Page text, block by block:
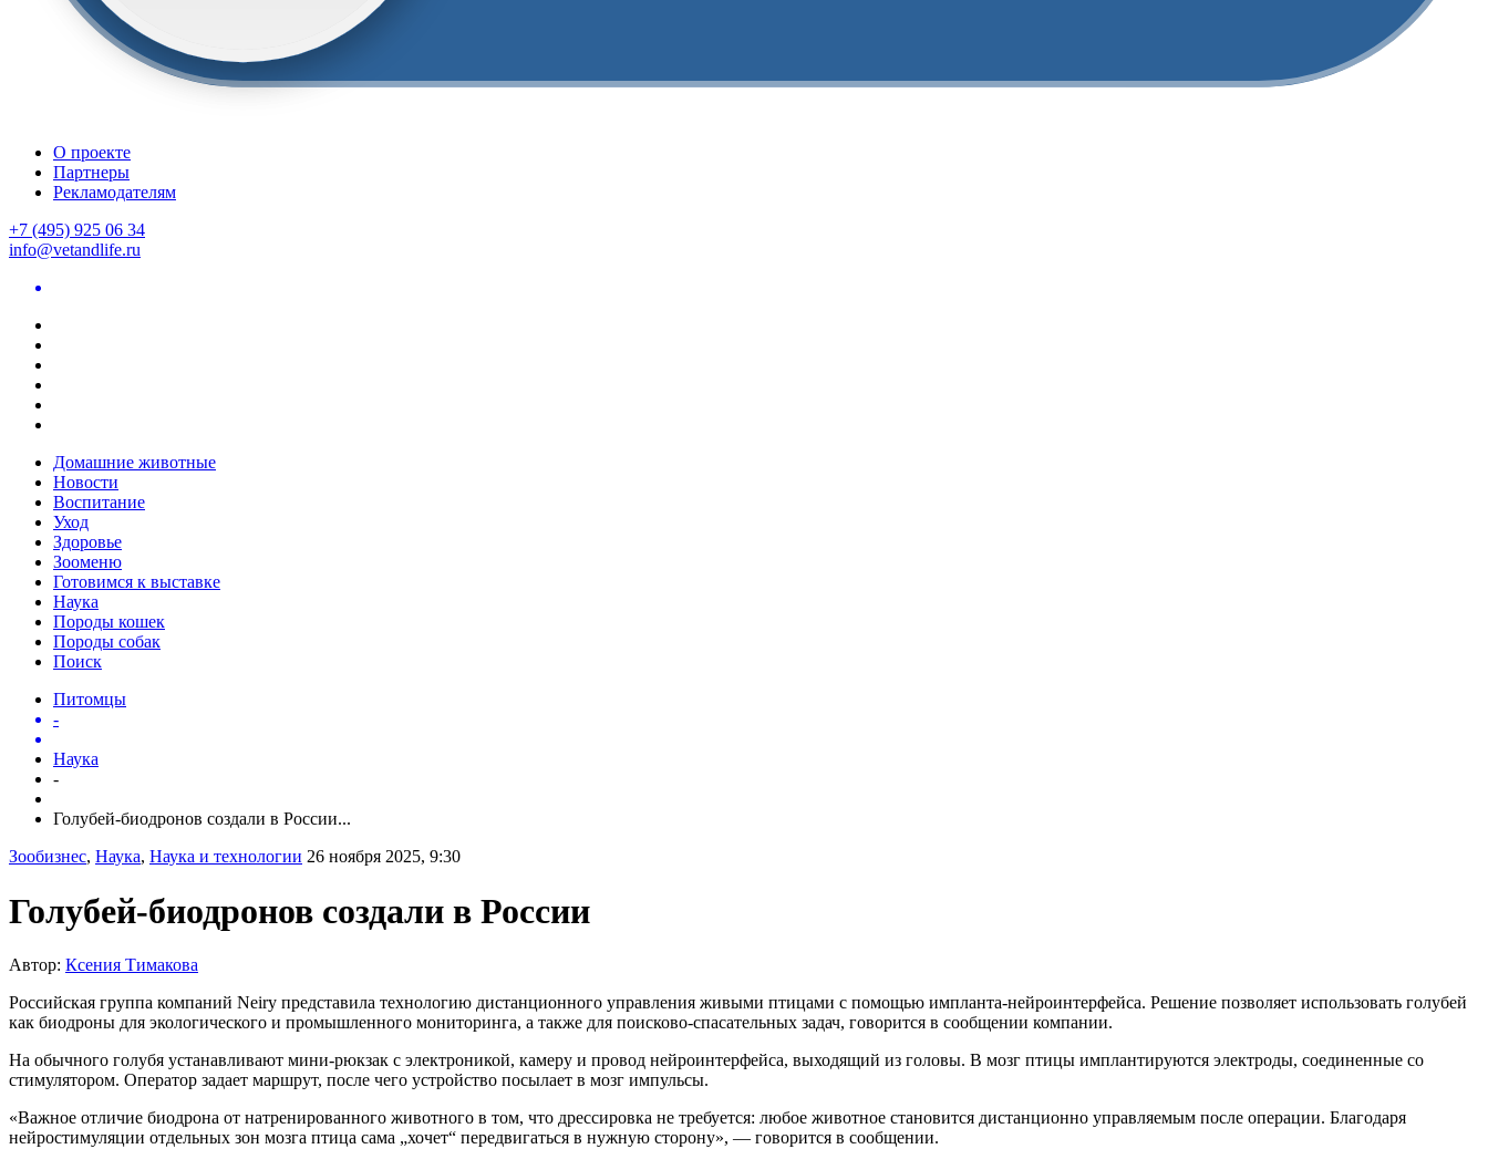
О проекте
Партнеры
Рекламодателям
+7 (495) 925 06 34
info@vetandlife.ru
Домашние животные
Новости
Воспитание
Уход
Здоровье
Зооменю
Готовимся к выставке
Наука
Породы кошек
Породы собак
Поиск
Питомцы
-
Наука
-
Голубей-биодронов создали в России...
Зообизнес, Наука, Наука и технологии 26 ноября 2025, 9:30
Голубей-биодронов создали в России
Автор: Ксения Тимакова
Российская группа компаний Neiry представила технологию дистанционного управления живыми птицами с помощью импланта-нейроинтерфейса. Решение позволяет использовать голубей
как биодроны для экологического и промышленного мониторинга, а также для поисково-спасательных задач, говорится в сообщении компании.
На обычного голубя устанавливают мини-рюкзак с электроникой, камеру и провод нейроинтерфейса, выходящий из головы. В мозг птицы имплантируются электроды, соединенные со
стимулятором. Оператор задает маршрут, после чего устройство посылает в мозг импульсы.
«Важное отличие биодрона от натренированного животного в том, что дрессировка не требуется: любое животное становится дистанционно управляемым после операции. Благодаря
нейростимуляции отдельных зон мозга птица сама „хочет“ передвигаться в нужную сторону», — говорится в сообщении.